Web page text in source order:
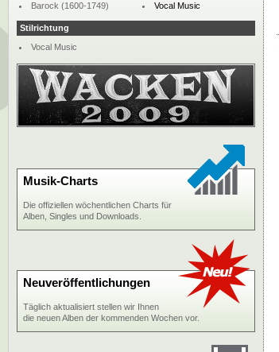
Barock (1600-1749)
Vocal Music
Stilrichtung
Vocal Music
Musik-Charts
Die offiziellen wöchentlichen Charts für
Alben, Singles und Downloads.
Neuveröffentlichungen
Täglich aktualisiert stellen wir Ihnen
die neuen Alben der kommenden Wochen vor.